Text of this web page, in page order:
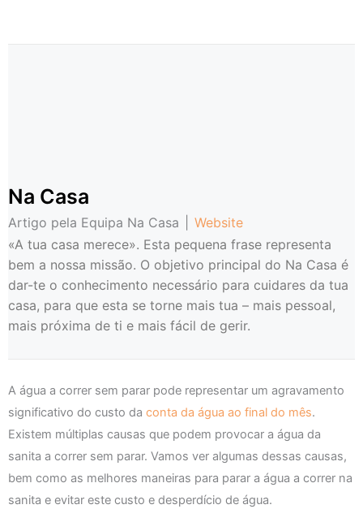
Na Casa
Artigo pela Equipa Na Casa
Website
«A tua casa merece». Esta pequena frase representa
bem a nossa missão. O objetivo principal do Na Casa é
dar-te o conhecimento necessário para cuidares da tua
casa, para que esta se torne mais tua – mais pessoal,
mais próxima de ti e mais fácil de gerir.
A água a correr sem parar pode representar um agravamento
significativo do custo da conta da água ao final do mês.
Existem múltiplas causas que podem provocar a água da
sanita a correr sem parar. Vamos ver algumas dessas causas,
bem como as melhores maneiras para parar a água a correr na
sanita e evitar este custo e desperdício de água.